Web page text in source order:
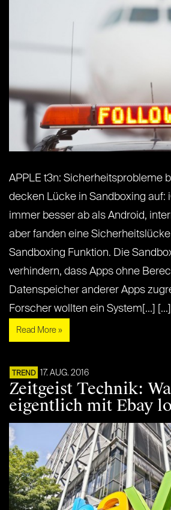
APPLE t3n: Sicherheitsprobleme
decken Lücke in Sandboxing auf:
immer besser ab als Android,
aber fanden eine
Sandboxing Funktion. Die
verhindern, dass Apps ohne
Datenspeicher anderer Apps
Forscher wollten ein System[...] [...]
Read More »
TREND 17. AUG. 2016
Zeitgeist Technik:
eigentlich mit Ebay